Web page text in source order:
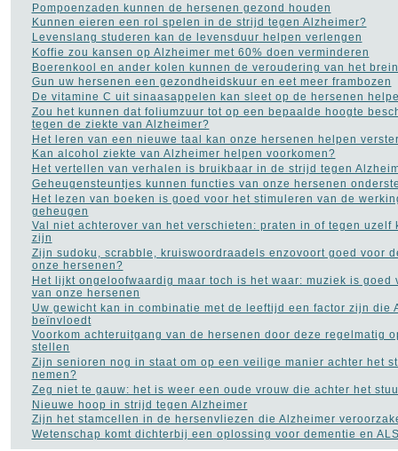
Pompoenzaden kunnen de hersenen gezond houden
Kunnen eieren een rol spelen in de strijd tegen Alzheimer?
Levenslang studeren kan de levensduur helpen verlengen
Koffie zou kansen op Alzheimer met 60% doen verminderen
Boerenkool en ander kolen kunnen de veroudering van het
Gun uw hersenen een gezondheidskuur en eet meer frambozen
De vitamine C uit sinaasappelen kan sleet op de hersenen
Zou het kunnen dat foliumzuur tot op een bepaalde hoogte
tegen de ziekte van Alzheimer?
Het leren van een nieuwe taal kan onze hersenen helpen
Kan alcohol ziekte van Alzheimer helpen voorkomen?
Het vertellen van verhalen is bruikbaar in de strijd tegen
Geheugensteuntjes kunnen functies van onze hersenen
Het lezen van boeken is goed voor het stimuleren van de
geheugen
Val niet achterover van het verschieten: praten in of tegen uzelf
zijn
Zijn sudoku, scrabble, kruiswoordraadels enzovoort goed voor
onze hersenen?
Het lijkt ongeloofwaardig maar toch is het waar: muziek is goed
van onze hersenen
Uw gewicht kan in combinatie met de leeftijd een factor zijn die
beïnvloedt
Voorkom achteruitgang van de hersenen door deze regelmatig
stellen
Zijn senioren nog in staat om op een veilige manier achter het
nemen?
Zeg niet te gauw: het is weer een oude vrouw die achter het
Nieuwe hoop in strijd tegen Alzheimer
Zijn het stamcellen in de hersenvliezen die Alzheimer
Wetenschap komt dichterbij een oplossing voor dementie en